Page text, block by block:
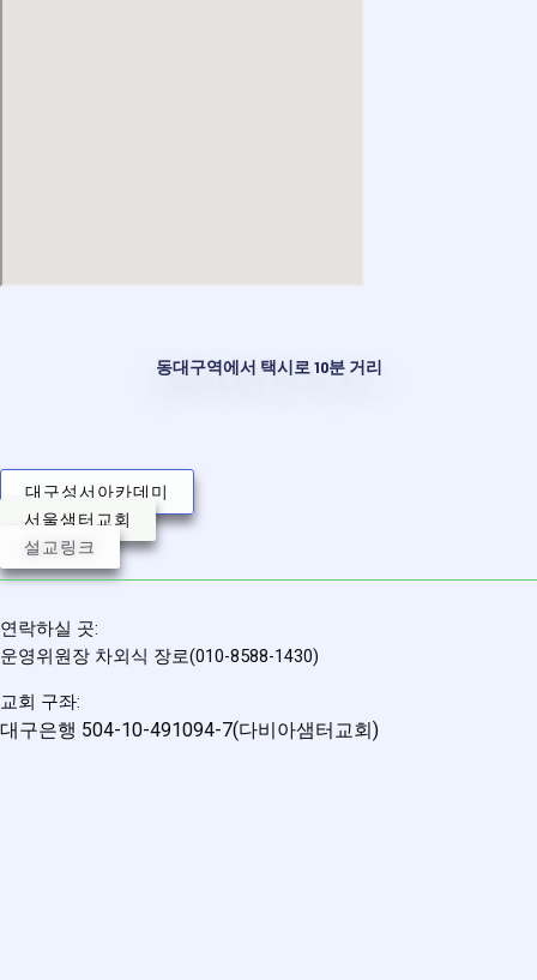
동대구역에서 택시로 10분 거리
대구성서아카데미
서울샘터교회
설교링크
연락하실 곳:
운영위원장 차외식 장로(010-8588-1430)
교회 구좌:
대구은행 504-10-491094-7(다비아샘터교회)